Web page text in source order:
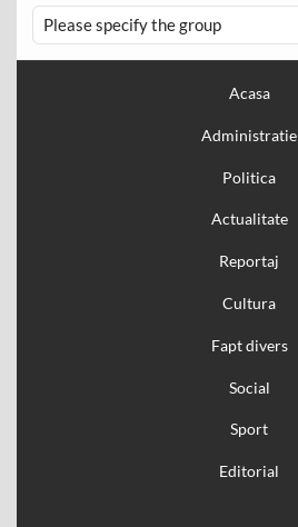
Please specify the group
Acasa
Administratie
Politica
Actualitate
Reportaj
Cultura
Fapt divers
Social
Sport
Editorial